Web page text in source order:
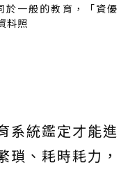
於一般的教育，「資優
料照
系統鑑定才能進
瑣、耗時耗力，